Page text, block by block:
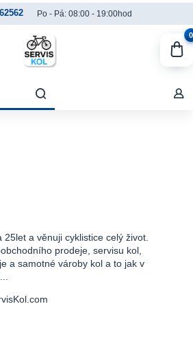
Po - Pá: 08:00 - 19:00hod
0
a věnuji cyklistice celý život.
prodeje, servisu kol,
a samotné vároby kol a to jak v